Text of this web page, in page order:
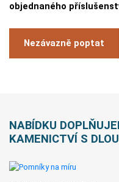
objednaného
Nezávazně poptat
NABÍDKU
KAMENICTVÍ S